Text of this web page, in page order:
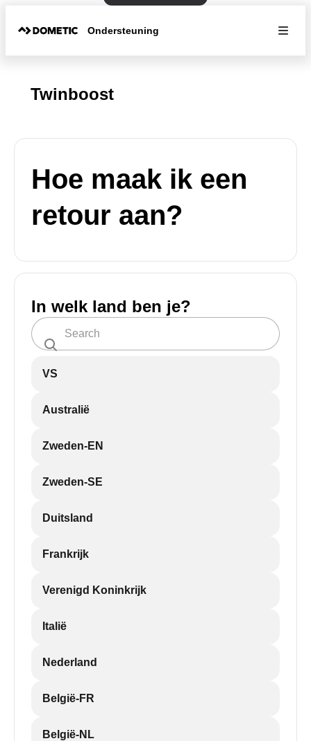
Ondersteuning
Twinboost
Hoe maak ik een
retour aan?
In welk land ben je?
VS
Australië
Zweden-EN
Zweden-SE
Duitsland
Frankrijk
Verenigd Koninkrijk
Italië
Nederland
België-FR
België-NL